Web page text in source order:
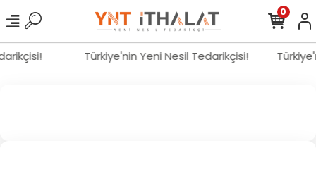
Türkiye'nin Yeni Nesil Tedarikçisi!
0